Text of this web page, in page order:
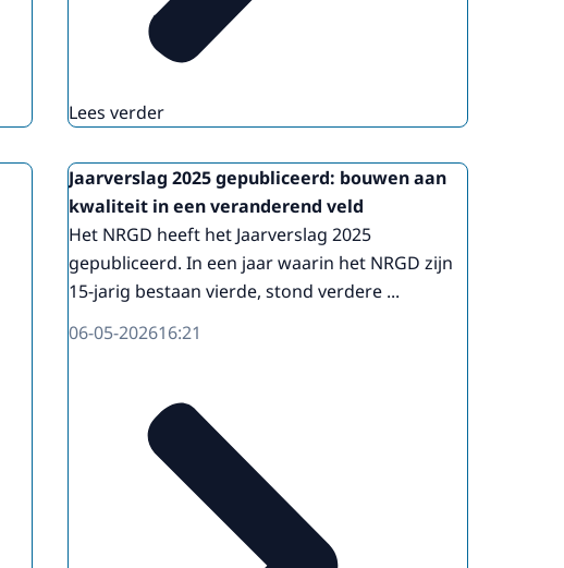
Lees verder
Jaarverslag 2025 gepubliceerd: bouwen aan
kwaliteit in een veranderend veld
Het NRGD heeft het Jaarverslag 2025
gepubliceerd. In een jaar waarin het NRGD zijn
15-jarig bestaan vierde, stond verdere ...
06-05-202616:21